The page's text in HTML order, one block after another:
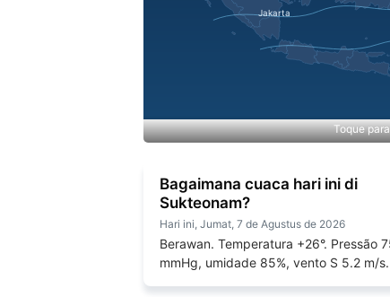
Toque
Bagaimana cuaca hari ini di
Sukteonam?
Hari ini, Jumat, 7 de Agustus de 2026
Berawan. Temperatura +26°. Pressão
mmHg, umidade 85%, vento S 5.2 m/s.